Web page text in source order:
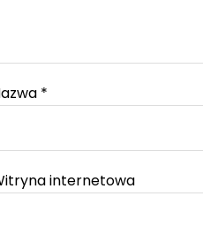
*
internetowa